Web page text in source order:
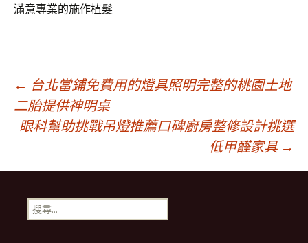
滿意專業的施作植髮
文
章
導
覽
← 台北當鋪免費用的燈具照明完整的桃園土地
二胎提供神明桌
眼科幫助挑戰吊燈推薦口碑廚房整修設計挑選
低甲醛家具 →
搜
尋